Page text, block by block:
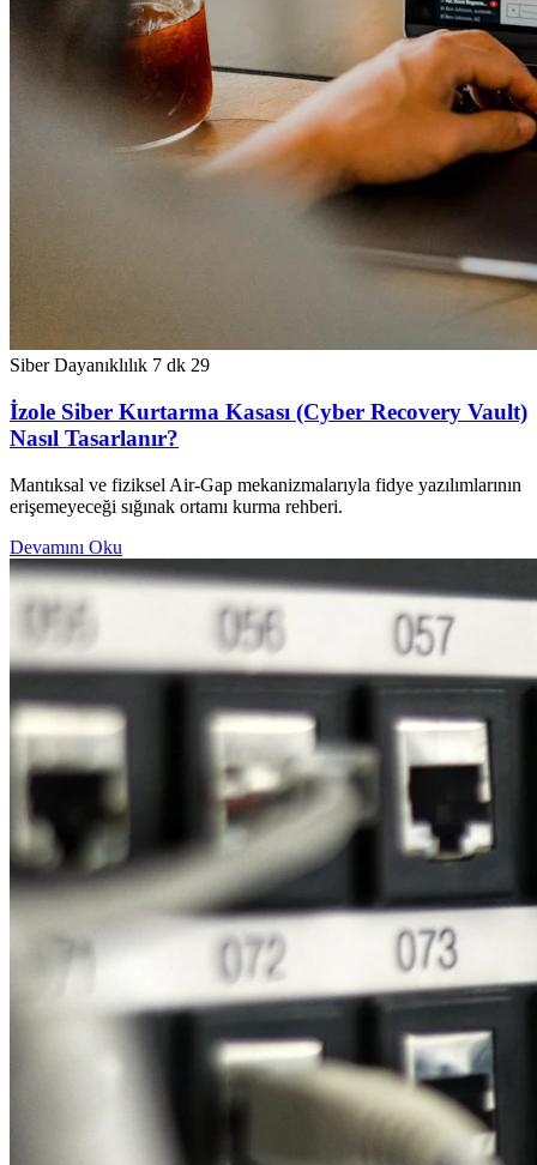
Siber Dayanıklılık 7 dk 29
İzole Siber Kurtarma Kasası (Cyber Recovery Vault)
Nasıl Tasarlanır?
Mantıksal ve fiziksel Air-Gap mekanizmalarıyla fidye yazılımlarının
erişemeyeceği sığınak ortamı kurma rehberi.
Devamını Oku